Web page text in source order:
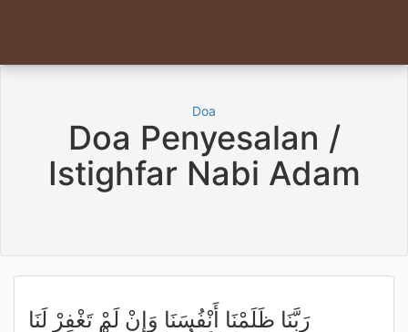
Doa
Doa Penyesalan /
Istighfar Nabi Adam
رَبَّنَا ظَلَمْنَا أَنْفُسَنَا وَإِنْ لَمْ تَغْفِرْ لَنَا